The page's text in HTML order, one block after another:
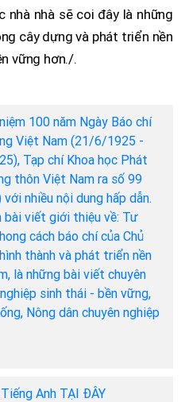
nhà nhà sẽ coi đây là những
cây dựng và phát triển nền
và bền vững hơn./.
100 năm Ngày Báo chí
Việt Nam (21/6/1925 -
Tạp chí Khoa học Phát
thôn Việt Nam ra số 99
nhiều nội dung hấp dẫn.
bài viết giới thiệu về: Tư
cách báo chí của Chủ
thành và phát triển nền
là những bài viết chuyên
sinh thái - bền vững,
Nông dân chuyên nghiệp
Anh TẠI ĐÂY